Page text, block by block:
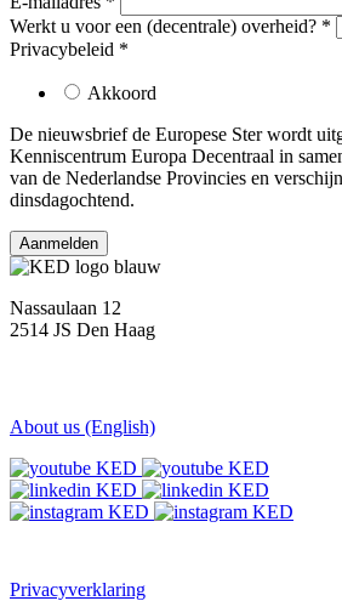
Werkt u voor een (decentrale) overheid? *
Privacybeleid *
Akkoord
De nieuwsbriefde Europese Sterwordt
Kenniscentrum Europa Decentraal in
van de Nederlandse Provincies en
dinsdagochtend.
Nassaulaan 12
2514 JS Den Haag
About us (English)
Privacyverklaring